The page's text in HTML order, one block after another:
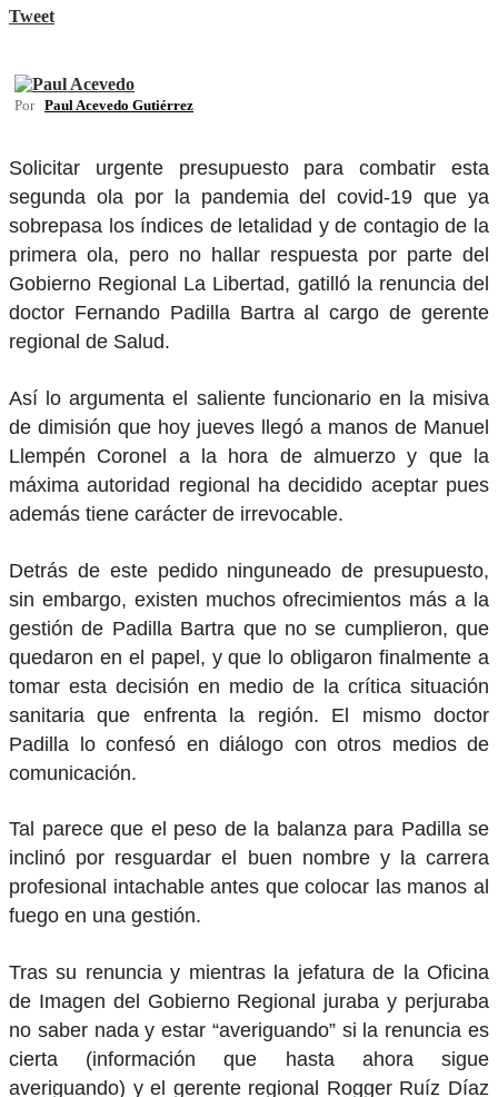
Tweet
Por Paul Acevedo Gutiérrez
Solicitar urgente presupuesto para combatir esta
segunda ola por la pandemia del covid-19 que ya
sobrepasa los índices de letalidad y de contagio de la
primera ola, pero no hallar respuesta por parte del
Gobierno Regional La Libertad, gatilló la renuncia del
doctor Fernando Padilla Bartra al cargo de gerente
regional de Salud.
Así lo argumenta el saliente funcionario en la misiva
de dimisión que hoy jueves llegó a manos de Manuel
Llempén Coronel a la hora de almuerzo y que la
máxima autoridad regional ha decidido aceptar pues
además tiene carácter de irrevocable.
Detrás de este pedido ninguneado de presupuesto,
sin embargo, existen muchos ofrecimientos más a la
gestión de Padilla Bartra que no se cumplieron, que
quedaron en el papel, y que lo obligaron finalmente a
tomar esta decisión en medio de la crítica situación
sanitaria que enfrenta la región. El mismo doctor
Padilla lo confesó en diálogo con otros medios de
comunicación.
Tal parece que el peso de la balanza para Padilla se
inclinó por resguardar el buen nombre y la carrera
profesional intachable antes que colocar las manos al
fuego en una gestión.
Tras su renuncia y mientras la jefatura de la Oficina
de Imagen del Gobierno Regional juraba y perjuraba
no saber nada y estar “averiguando” si la renuncia es
cierta (información que hasta ahora sigue
averiguando) y el gerente regional Rogger Ruíz Díaz